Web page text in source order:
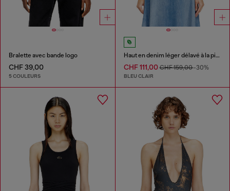
Bralette avec bande logo
CHF 39,00
5 COULEURS
Haut en denim léger délavé à la pierre
CHF 111,00CHF 159,00-30%
BLEU CLAIR